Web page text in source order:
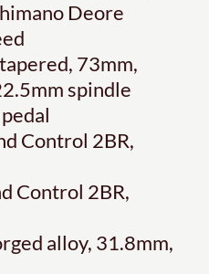
Deore
73mm,
spindle
Control 2BR,
Control 2BR,
alloy, 31.8mm,